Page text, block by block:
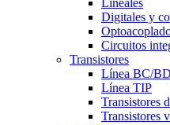
Lineales
Digitales y
Circuitos
Transistores
Línea BC/BD
Línea TIP
Transistores
Transistores